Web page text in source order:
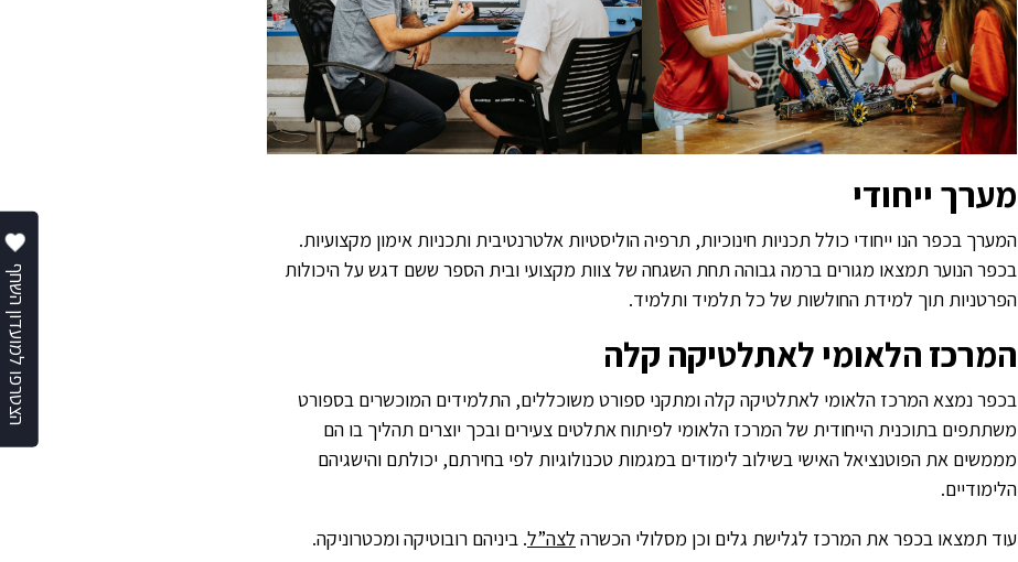
מערך ייחודי
המערך בכפר הנו ייחודי כולל תכניות חינוכיות, תרפיה הוליסטיות אלטרנטיבית ותכניות אימון מקצועיות.
בכפר הנוער תמצאו מגורים ברמה גבוהה תחת השגחה של צוות מקצועי ובית הספר ששם דגש על היכולות
הפרטניות תוך למידת החולשות של כל תלמיד ותלמיד.
המרכז הלאומי לאתלטיקה קלה
בכפר נמצא המרכז הלאומי לאתלטיקה קלה ומתקני ספורט משוכללים, התלמידים המוכשרים בספורט
משתתפים בתוכנית הייחודית של המרכז הלאומי לפיתוח אתלטים צעירים ובכך יוצרים תהליך בו הם
מממשים את הפוטנציאל האישי בשילוב לימודים במגמות טכנולוגיות לפי בחירתם, יכולתם והישגיהם
הלימודיים.
עוד תמצאו בכפר את המרכז לגלישת גלים וכן מסלולי הכשרה לצה”ל. ביניהם רובוטיקה ומכטרוניקה.
הצטרפו למועדון השחף